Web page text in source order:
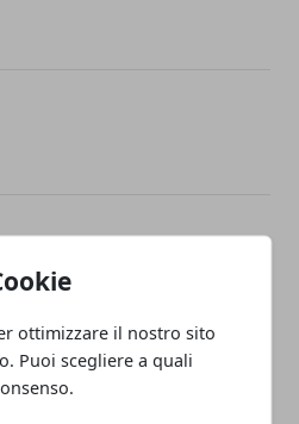
ottimizzare il nostro sito
Puoi scegliere a quali
stile glamour